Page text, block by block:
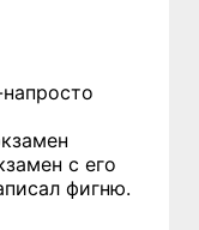
с его
фигню.